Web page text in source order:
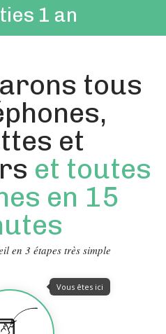
1 an
tous
et
et toutes
en 15
en 3 étapes très simple
Vous êtes ici